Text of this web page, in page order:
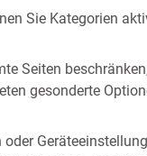
Sie Kategorien
Seiten
gesonderte